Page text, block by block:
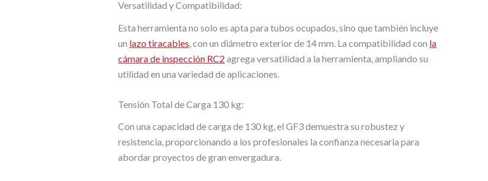
Versatilidad y Compatibilidad:
Esta herramienta no solo es apta para tubos ocupados, sino que también incluye
un lazo tiracables , con un diámetro exterior de 14 mm. La compatibilidad con la
cámara de inspección RC2 agrega versatilidad a la herramienta, ampliando su
utilidad en una variedad de aplicaciones.
Tensión Total de Carga 130 kg:
Con una capacidad de carga de 130 kg, el GF3 demuestra su robustez y
resistencia, proporcionando a los profesionales la confianza necesaria para
abordar proyectos de gran envergadura.